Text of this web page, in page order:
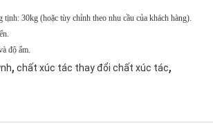
30kg (hoặc tùy chỉnh theo nhu cầu của khách hàng).
độ ẩm.
, chất xúc tác thay đổi chất xúc tác,